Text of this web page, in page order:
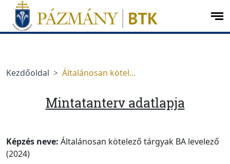
Ugrás a menüre
Ugrás a tartalomra
Kezdőoldal Általánosan kötel...
Mintatanterv adatlapja
Képzés neve: Általánosan kötelező tárgyak BA levelező
(2024)